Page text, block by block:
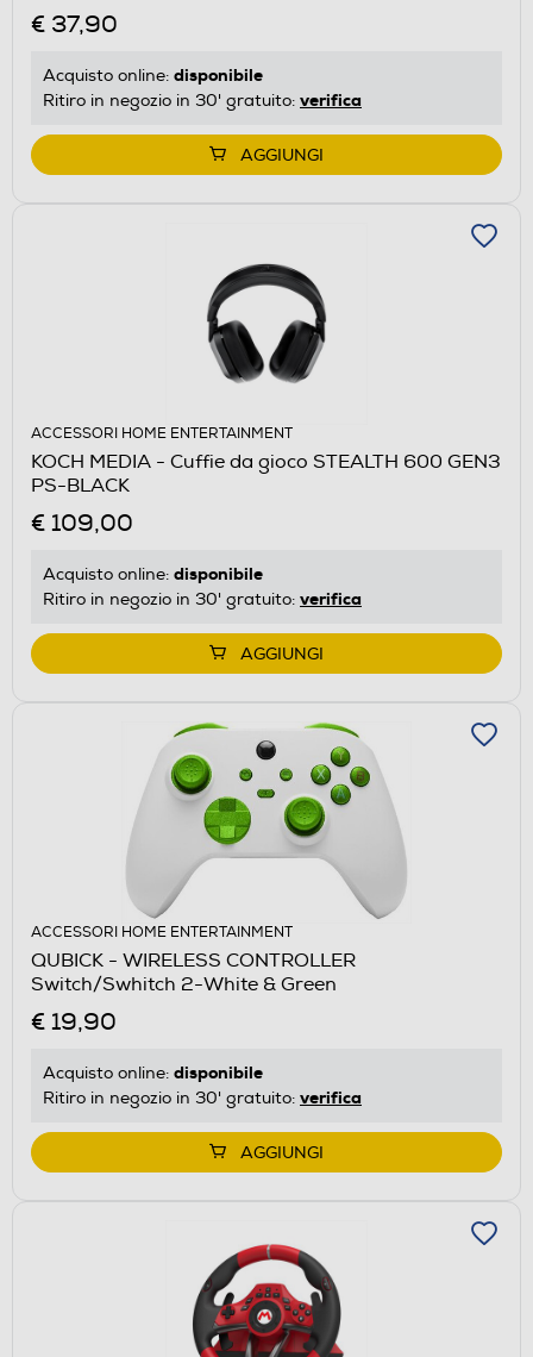
€ 37,90
Acquisto online: disponibile
Ritiro in negozio in 30' gratuito: verifica
AGGIUNGI
ACCESSORI HOME ENTERTAINMENT
KOCH MEDIA - Cuffie da gioco STEALTH 600 GEN3
PS-BLACK
€ 109,00
Acquisto online: disponibile
Ritiro in negozio in 30' gratuito: verifica
AGGIUNGI
ACCESSORI HOME ENTERTAINMENT
QUBICK - WIRELESS CONTROLLER
Switch/Swhitch 2-White & Green
€ 19,90
Acquisto online: disponibile
Ritiro in negozio in 30' gratuito: verifica
AGGIUNGI